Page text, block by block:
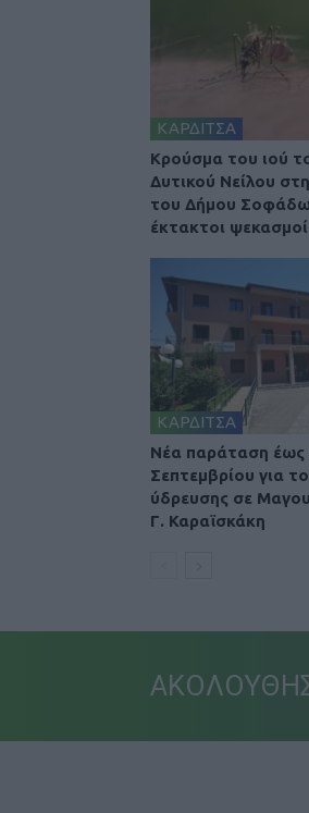
ΚΑΡΔΙΤΣΑ
Κρούσμα του ιού
Δυτικού Νείλου
του Δήμου
έκτακτοι ψεκασμοί
ΚΑΡΔΙΤΣΑ
Νέα παράταση έως
Σεπτεμβρίου για
ύδρευσης σε
Γ. Καραϊσκάκη